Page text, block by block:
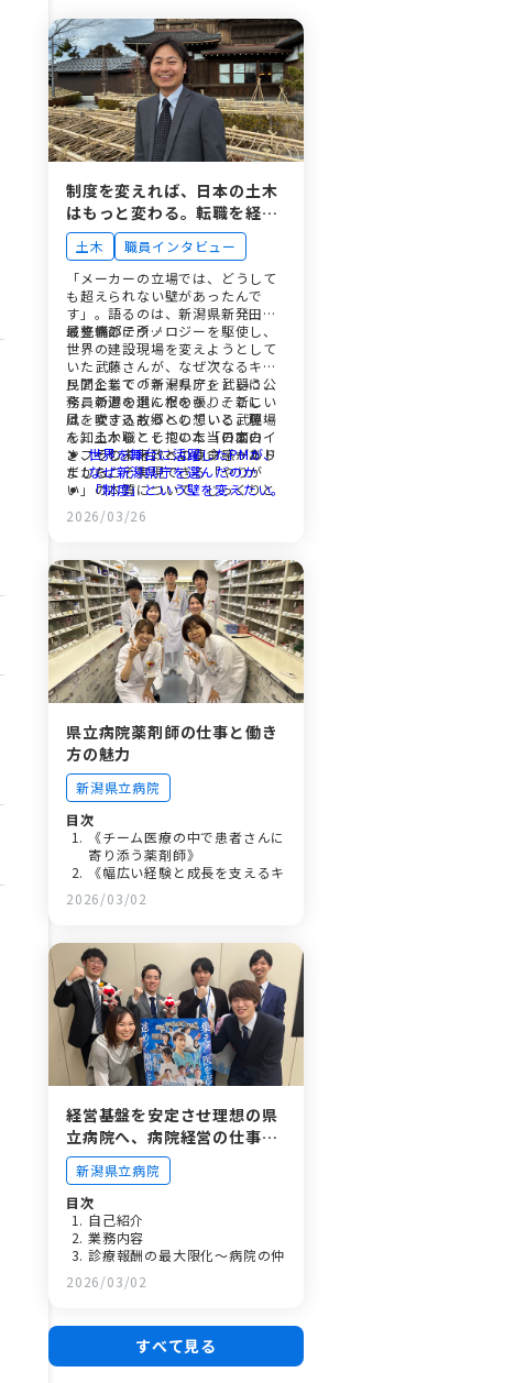
制度を変えれば、日本の土木
はもっと変わる。転職を経て
故郷・新潟県庁を選んだ理由
土木
職員インタビュー
「メーカーの立場では、どうして
も超えられない壁があったんで
す」。語るのは、新潟県新発田地
域整備部に所…
最先端のテクノロジーを駆使し、
世界の建設現場を変えようとして
いた武藤さんが、なぜ次なるキャ
リアとして「新潟県庁」という公
務員の道を選んだのか。そこに
は、愛する故郷への想いと、現場
を知るからこそ抱いた「日本のイ
ンフラの未来」への使命感があり
ました。
民間企業でのキャリアを武器に、
今、新潟の地に根を張り、新しい
風を吹き込もうとしている武藤さ
ん。土木職としての本当の面白
さ、そして行政というフィールド
だからこそ実現できる「やりが
い」の本質について、じっくりと
お話を伺いました。
世界を舞台に活躍したPMが、
なぜ新潟県庁を選んだのか
「制度」という壁を変えたい。
メーカーから行政への転身。
住民からの「ありがとう」。民
「事業の卵」を孵化させる。地
域の未来を描く計画調整課の仕
事
土木を憧れの職業へ。次世代に
つなぐバトンと、ここで働く誇
り
2026/03/26
県立病院薬剤師の仕事と働き
方の魅力
新潟県立病院
目次
《チーム医療の中で患者さんに
寄り添う薬剤師》
《幅広い経験と成長を支えるキ
ャリア環境》
《安心して長…
2026/03/02
経営基盤を安定させ理想の県
立病院へ、病院経営の仕事を
紹介します
新潟県立病院
目次
自己紹介
業務内容
診療報酬の最大限化～病院の仲
間が行ったことを最大限評価さ
れうるように～
職場の環境や人間関係について
県立病院を選んだ理由
2026/03/02
すべて見る